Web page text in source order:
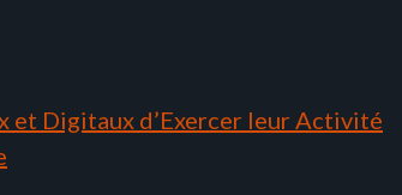
et Digitaux d’Exercer leur Activité